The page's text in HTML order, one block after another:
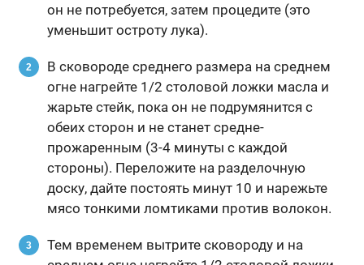
он не потребуется, затем процедите (это
уменьшит остроту лука).
В сковороде среднего размера на среднем
огне нагрейте 1/2 столовой ложки масла и
жарьте стейк, пока он не подрумянится с
обеих сторон и не станет средне-
прожаренным (3-4 минуты с каждой
стороны). Переложите на разделочную
доску, дайте постоять минут 10 и нарежьте
мясо тонкими ломтиками против волокон.
Тем временем вытрите сковороду и на